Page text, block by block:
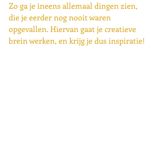
Zo ga je ineens allemaal dingen zien,
die je eerder nog nooit waren
opgevallen. Hiervan gaat je creatieve
brein werken, en krijg je dus inspiratie!